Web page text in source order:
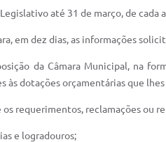
até 31 de março, de
em dez dias, as informações
da Câmara Municipal, na
às dotações orçamentárias que
os requerimentos, reclamações ou
e logradouros;